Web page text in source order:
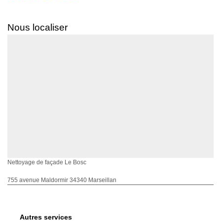
Nous localiser
Nettoyage de façade Le Bosc
755 avenue Maldormir 34340 Marseillan
Autres services